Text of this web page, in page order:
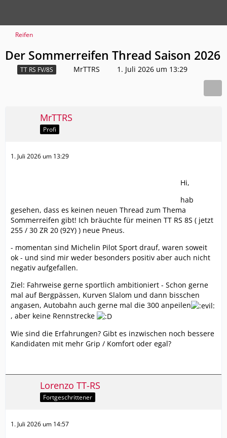
Reifen
Der Sommerreifen Thread Saison 2026
TT RS FV/8S MrTTRS 1. Juli 2026 um 13:29
MrTTRS
Profi
1. Juli 2026 um 13:29
Hi,
hab
gesehen, dass es keinen neuen Thread zum Thema
Sommerreifen gibt! Ich bräuchte für meinen TT RS 8S ( jetzt
255 / 30 ZR 20 (92Y) ) neue Pneus.
- momentan sind Michelin Pilot Sport drauf, waren soweit
ok - und sind mir weder besonders positiv aber auch nicht
negativ aufgefallen.
Ziel: Fahrweise gerne sportlich ambitioniert - Schon gerne
mal auf Bergpässen, Kurven Slalom und dann bisschen
angasen, Autobahn auch gerne mal die 300 anpeilen
, aber keine Rennstrecke
Wie sind die Erfahrungen? Gibt es inzwischen noch bessere
Kandidaten mit mehr Grip / Komfort oder egal?
Lorenzo TT-RS
Fortgeschrittener
1. Juli 2026 um 14:57